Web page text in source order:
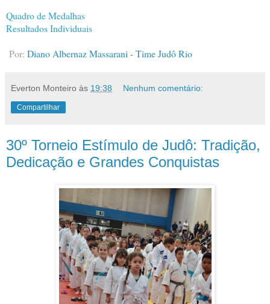
Quadro de Medalhas
Resultados Individuais
Por: Diano Albernaz Massarani - Time Judô Rio
Everton Monteiro às 19:38 Nenhum comentário:
Compartilhar
30º Torneio Estímulo de Judô: Tradição,
Dedicação e Grandes Conquistas